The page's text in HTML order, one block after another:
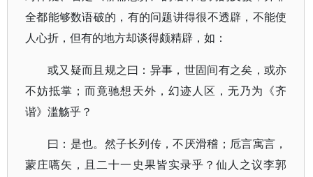
全都能够数语破的，有的问题讲得很不透辟，不能使
人心折，但有的地方却谈得颇精辟，如：
或又疑而且规之曰：异事，世固间有之矣，或亦
不妨抵掌；而竟驰想天外，幻迹人区，无乃为《齐
谐》滥觞乎？
曰：是也。然子长列传，不厌滑稽；卮言寓言，
蒙庄嚆矢，且二十一史果皆实录乎？仙人之议李郭